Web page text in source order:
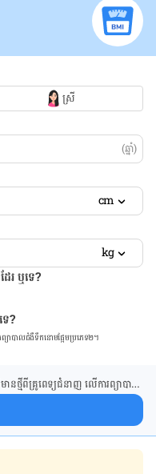
ស្រី
(ឆ្នាំ)
cm
kg
រ ឬទេ?
?
ព្យា​បាល​ជំ​ងឺ​ទឹក​នោម​ផ្អែម​ប្រភេទ២។
ន​ថ្មី​ពី​គ្រូពេទ្យ​ជំនាញ លើ​ការ​ព្យា​បាល​
រអប់​សារ​របស់​អ្នក។